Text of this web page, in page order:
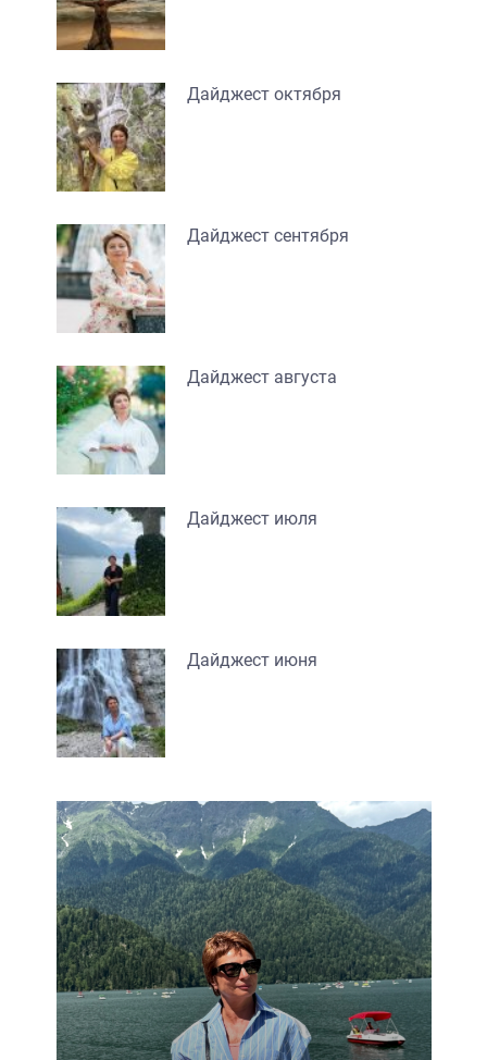
Дайджест октября
Дайджест сентября
Дайджест августа
Дайджест июля
Дайджест июня